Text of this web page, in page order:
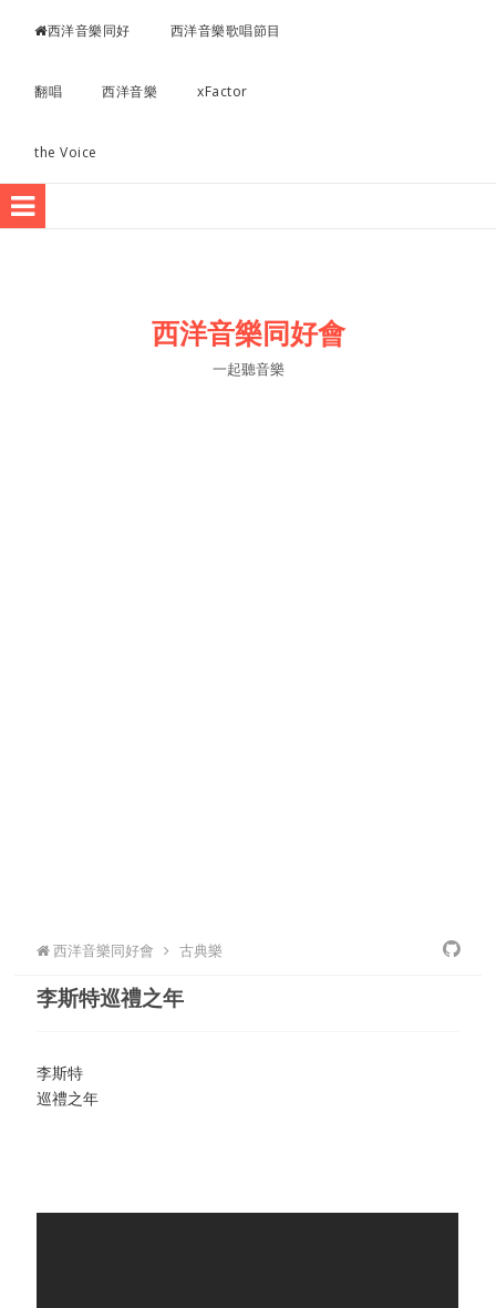
西洋音樂同好 西洋音樂歌唱節目
翻唱 西洋音樂 xFactor
the Voice
西洋音樂同好會
一起聽音樂
西洋音樂同好會 古典樂
李斯特巡禮之年
李斯特
巡禮之年